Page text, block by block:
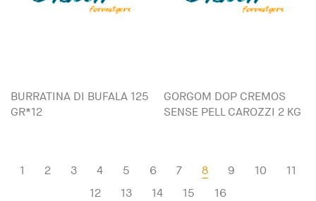
BURRATINA DI BUFALA 125
GR*12
GORGOM DOP CREMOS
SENSE PELL CAROZZI 2 KG
1 2 3 4 5 6 7 8 9 10
11
12
13 14 15 16